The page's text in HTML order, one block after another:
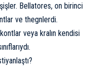
Bellatores, on birinci
ve thegnlerdi.
veya kralın kendisi